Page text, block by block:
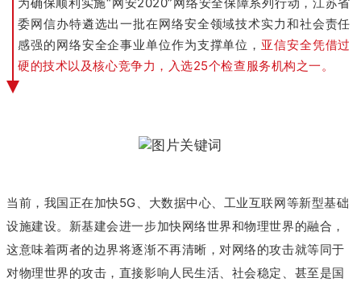
委网信办特遴选出一批在网络安全领域技术实力和社会责任
感强的网络安全企事业单位作为支撑单位， 亚信安全凭借过
硬的技术以及核心竞争力，入选25个检查服务机构之一。
当前，我国正在加快5G、大数据中心、工业互联网等新型基础
设施建设。新基建会进一步加快网络世界和物理世界的融合，
这意味着两者的边界将逐渐不再清晰，对网络的攻击就等同于
对物理世界的攻击，直接影响人民生活、社会稳定、甚至是国